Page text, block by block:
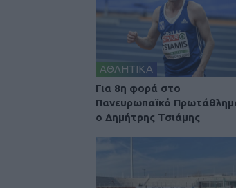
ΑΘΛΗΤΙΚΑ
Για 8η φορά στο
Πανευρωπαϊκό
ο Δημήτρης Τσιάμης